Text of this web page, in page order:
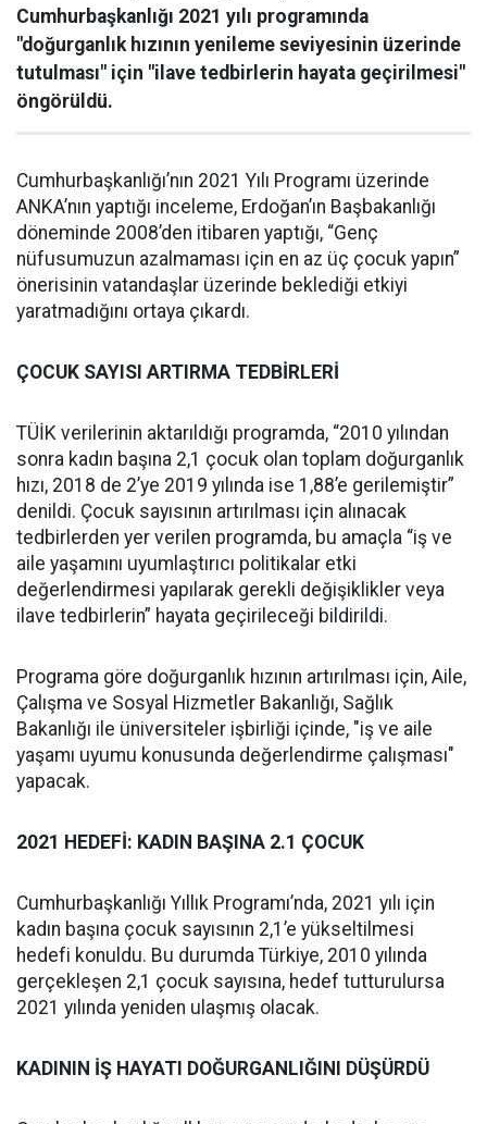
Cumhurbaşkanlığı 2021 yılı programında
"doğurganlık hızının yenileme seviyesinin üzerinde
tutulması" için "ilave tedbirlerin hayata geçirilmesi"
öngörüldü.
Cumhurbaşkanlığı’nın 2021 Yılı Programı üzerinde
ANKA’nın yaptığı inceleme, Erdoğan’ın Başbakanlığı
döneminde 2008’den itibaren yaptığı, “Genç
nüfusumuzun azalmaması için en az üç çocuk yapın”
önerisinin vatandaşlar üzerinde beklediği etkiyi
yaratmadığını ortaya çıkardı.
ÇOCUK SAYISI ARTIRMA TEDBİRLERİ
TÜİK verilerinin aktarıldığı programda, “2010 yılından
sonra kadın başına 2,1 çocuk olan toplam doğurganlık
hızı, 2018 de 2’ye 2019 yılında ise 1,88’e gerilemiştir”
denildi. Çocuk sayısının artırılması için alınacak
tedbirlerden yer verilen programda, bu amaçla “iş ve
aile yaşamını uyumlaştırıcı politikalar etki
değerlendirmesi yapılarak gerekli değişiklikler veya
ilave tedbirlerin” hayata geçirileceği bildirildi.
Programa göre doğurganlık hızının artırılması için, Aile,
Çalışma ve Sosyal Hizmetler Bakanlığı, Sağlık
Bakanlığı ile üniversiteler işbirliği içinde, "iş ve aile
yaşamı uyumu konusunda değerlendirme çalışması"
yapacak.
2021 HEDEFİ: KADIN BAŞINA 2.1 ÇOCUK
Cumhurbaşkanlığı Yıllık Programı’nda, 2021 yılı için
kadın başına çocuk sayısının 2,1’e yükseltilmesi
hedefi konuldu. Bu durumda Türkiye, 2010 yılında
gerçekleşen 2,1 çocuk sayısına, hedef tutturulursa
2021 yılında yeniden ulaşmış olacak.
KADININ İŞ HAYATI DOĞURGANLIĞINI DÜŞÜRDÜ